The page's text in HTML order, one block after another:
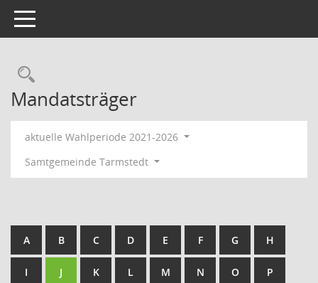
Toggle navigation
Rechercheauswahl
Mandatsträger
aktuelle Wahlperiode 2021-2026
Samtgemeinde Tarmstedt
A B C D E F G H
I J K L M N O P